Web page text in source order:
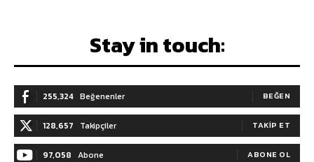
Stay in touch:
255,324 Beğenenler BEĞEN
128,657 Takipçiler TAKIP ET
97,058 Abone ABONE OL